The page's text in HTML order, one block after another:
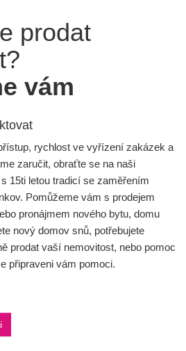
prodat
vám
rychlost ve vyřízení zakázek a
zaručit, obraťte se na naši
15ti letou tradicí se zaměřením
Pomůžeme vám s prodejem
pronájmem nového bytu, domu
nový domov snů, potřebujete
prodat vaší nemovitost, nebo pomoc
připraveni vám pomoci.